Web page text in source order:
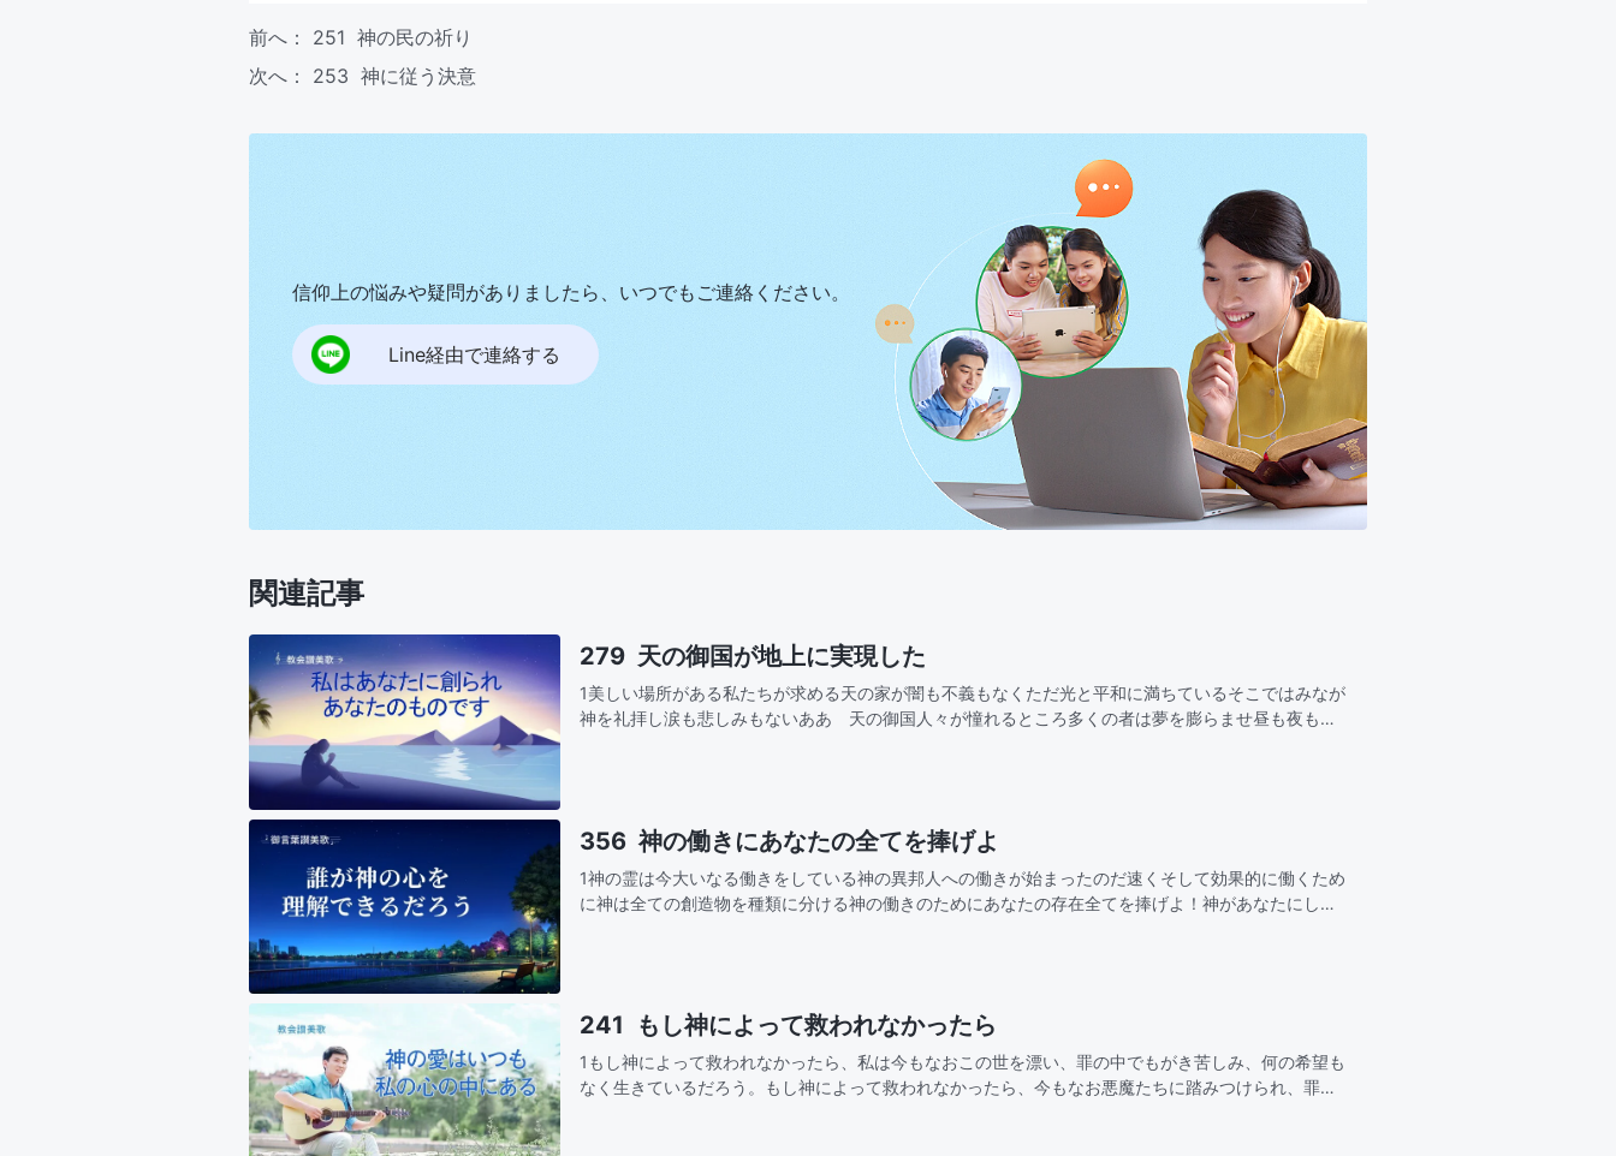
前へ： 251 神の民の祈り
次へ： 253 神に従う決意
信仰上の悩みや疑問がありましたら、いつでもご連絡ください。
Line経由で連絡する
関連記事
279 天の御国が地上に実現した
1美しい場所がある私たちが求める天の家が闇も不義もなくただ光と平和に満ちているそこではみなが
神を礼拝し涙も悲しみもないああ 天の御国人々が憧れるところ多くの者は夢を膨らませ昼も夜も切
356 神の働きにあなたの全てを捧げよ
1神の霊は今大いなる働きをしている神の異邦人への働きが始まったのだ速くそして効果的に働くため
に神は全ての創造物を種類に分ける神の働きのためにあなたの存在全てを捧げよ！神があなたにして
241 もし神によって救われなかったら
1もし神によって救われなかったら、私は今もなおこの世を漂い、罪の中でもがき苦しみ、何の希望も
なく生きているだろう。もし神によって救われなかったら、今もなお悪魔たちに踏みつけられ、罪の